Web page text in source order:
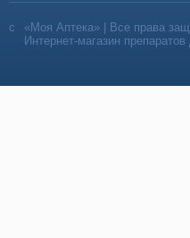
«Моя Аптека» | Все права
Интернет-магазин